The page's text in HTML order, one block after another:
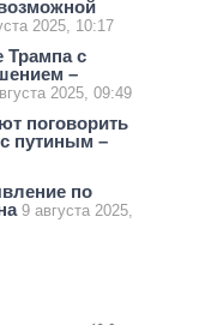
2025, 10:17
Трампа с
–
2025, 09:49
поговорить
путиным –
по
9 августа 2025,